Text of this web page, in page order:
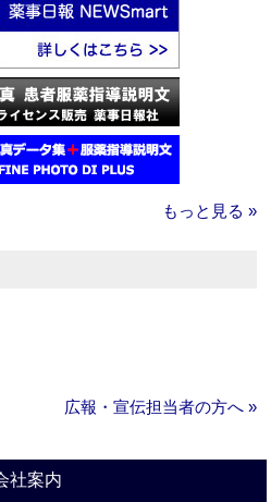
もっと見る »
広報・宣伝担当者の方へ »
社案内